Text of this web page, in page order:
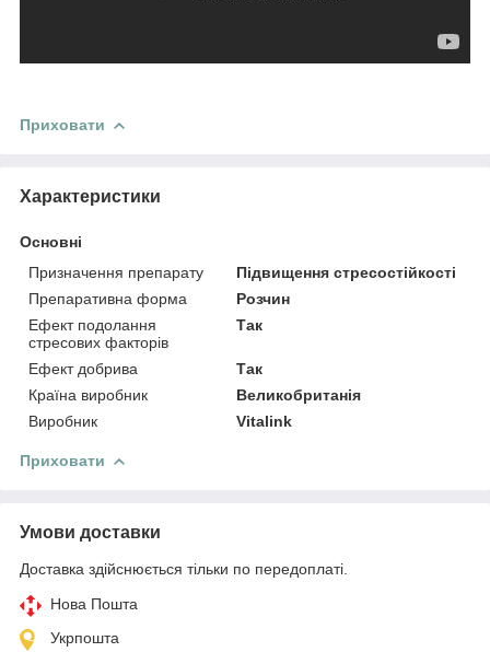
Приховати
Характеристики
Основні
Призначення препарату
Підвищення стресостійкості
Препаративна форма
Розчин
Ефект подолання
стресових факторів
Так
Ефект добрива
Так
Країна виробник
Великобританія
Виробник
Vitalink
Приховати
Умови доставки
Доставка здійснюється тільки по передоплаті.
Нова Пошта
Укрпошта